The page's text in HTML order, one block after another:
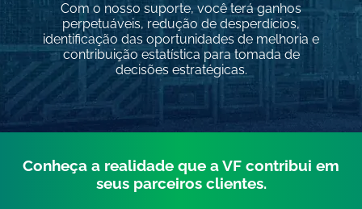
Com o nosso suporte, você terá ganhos
perpetuáveis, redução de desperdícios,
identificação das oportunidades de melhoria e
contribuição estatística para tomada de
decisões estratégicas.
Conheça a realidade que a VF contribui em
seus parceiros clientes.